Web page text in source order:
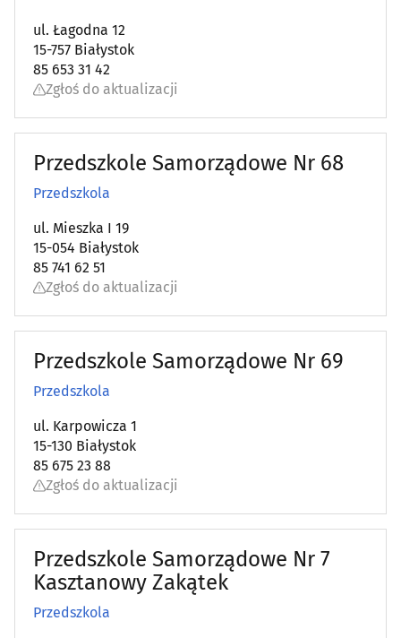
ul. Łagodna 12
15-757 Białystok
85 653 31 42
Zgłoś do aktualizacji
Przedszkole Samorządowe Nr 68
Przedszkola
ul. Mieszka I 19
15-054 Białystok
85 741 62 51
Zgłoś do aktualizacji
Przedszkole Samorządowe Nr 69
Przedszkola
ul. Karpowicza 1
15-130 Białystok
85 675 23 88
Zgłoś do aktualizacji
Przedszkole Samorządowe Nr 7
Kasztanowy Zakątek
Przedszkola